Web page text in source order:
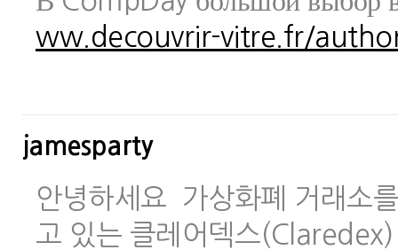
ww.decouvrir-vitre.fr/
jamesparty
안녕하세요 가상화폐 거래소
고 있는 클레어덱스